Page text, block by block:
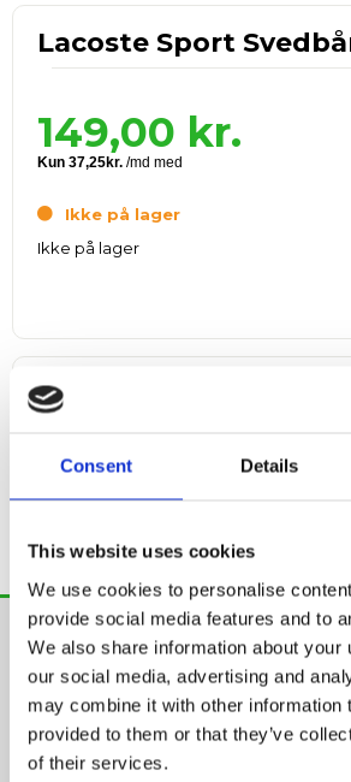
Consent Details
This website uses cookies
We use cookies to personalise
provide social media features and to
We also share information about your
our social media, advertising and
may combine it with other information
provided to them or that they’ve
of their services.
Lacoste Sport
149,00 kr.
Ikke på lager
Ikke på lager
ved køb over 999 kr.
1–3 hverdage
365 dages returret
Beskrivelse Specifikationer
Lacoste Sport Svedbånd -
Et vigtigt tilbehør til træning eller
tenniseksperter siden 1933. Disse
bomuldsjersey med den ikoniske